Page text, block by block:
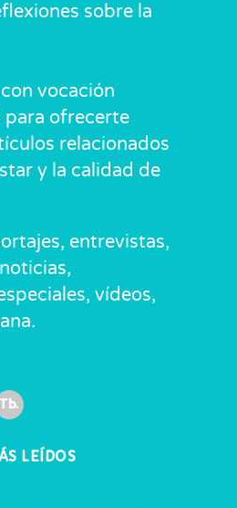
sobre la
vocación
ofrecerte
relacionados
y la calidad de
entrevistas,
vídeos,
Tb.
LEÍDOS